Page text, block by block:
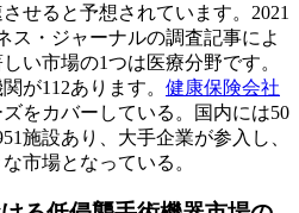
せると予想されています。2021
ス・ジャーナルの調査記事によ
い市場の1つは医療分野です。
が112あります。 健康保険会社
をカバーしている。国内には50
施設あり、大手企業が参入し、
市場となっている。